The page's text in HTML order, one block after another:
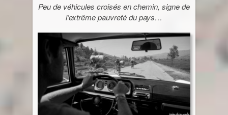
Peu de véhicules croisés en chemin, signe de
l’extrême pauvreté du pays…